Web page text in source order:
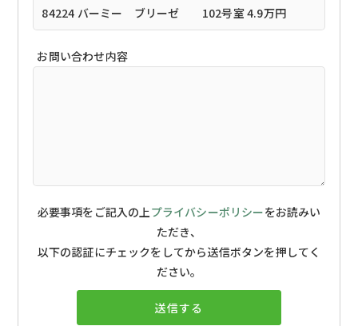
お問い合わせ内容
必要事項をご記入の上プライバシーポリシーをお読みい
ただき、
以下の認証にチェックをしてから送信ボタンを押してく
ださい。